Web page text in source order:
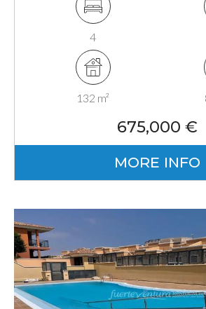
4
132 m²
675,000 €
MORE INFO